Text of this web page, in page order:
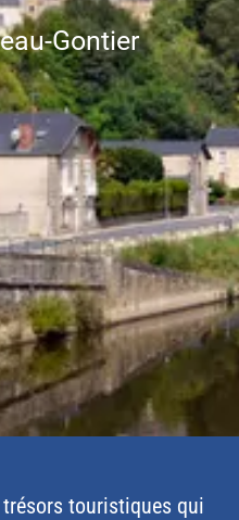
Gontier
touristiques qui